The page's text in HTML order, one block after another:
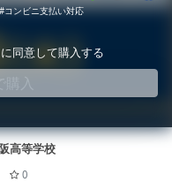
#コンビニ支払い対応
に同意して購入する
入
高等学校
0